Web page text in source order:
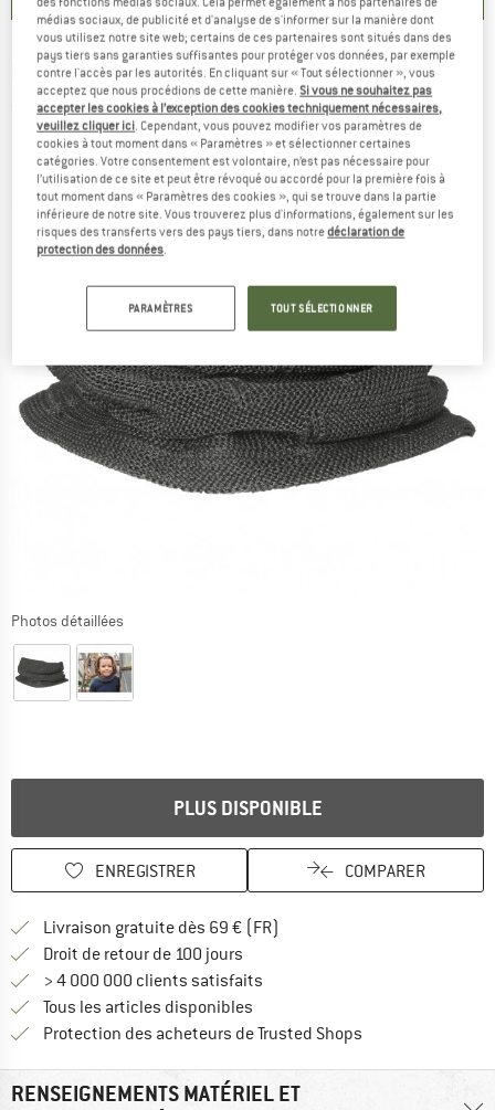
REIFF -Baby Schlupfschal
(0)
Photos détaillées
PLUS DISPONIBLE
ENREGISTRER COMPARER
Livraison gratuite dès 69 € (FR)
Droit de retour de 100 jours
> 4 000 000 clients satisfaits
Tous les articles disponibles
Protection des acheteurs de Trusted Shops
RENSEIGNEMENTS MATÉRIEL ET
médias sociaux, de publicité et d'analyse de s'informer sur la manière dont
vous utilisez notre site web; certains de ces partenaires sont situés dans des
pays tiers sans garanties suffisantes pour protéger vos données, par exemple
contre l'accès par les autorités. En cliquant sur « Tout sélectionner », vous
acceptez que nous procédions de cette manière.Si vous ne souhaitez pas
accepter les cookies à l’exception des cookies techniquement nécessaires,
veuillez cliquer ici. Cependant, vous pouvez modifier vos paramètres de
cookies à tout moment dans « Paramètres » et sélectionner certaines
catégories. Votre consentement est volontaire, n’est pas nécessaire pour
l’utilisation de ce site et peut être révoqué ou accordé pour la première fois à
tout moment dans « Paramètres des cookies », qui se trouve dans la partie
inférieure de notre site. Vous trouverez plus d'informations, également sur les
risques des transferts vers des pays tiers, dans notredéclaration de
protection des données.
PARAMÈTRES TOUT SÉLECTIONNER